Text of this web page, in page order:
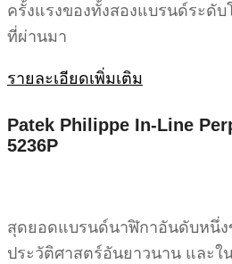
ครั้งแรงของทั้งสองแบรนด์ระดับ
ที่ผ่านมา
รายละเอียดเพิ่มเติม
Patek Philippe In-Line
5236P
สุดยอดแบรนด์นาฬิกาอันดับหนึ่ง
ประวัติศาสตร์อันยาวนาน และใ